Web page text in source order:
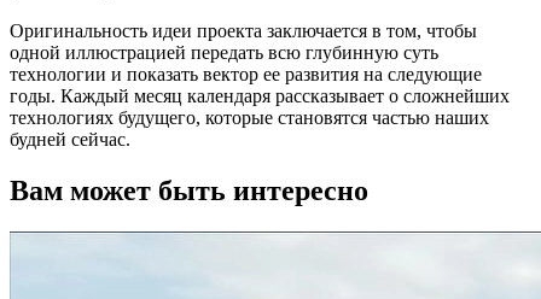
Оригинальность идеи проекта заключается в том, чтобы
одной иллюстрацией передать всю глубинную суть
технологии и показать вектор ее развития на следующие
годы. Каждый месяц календаря рассказывает о сложнейших
технологиях будущего, которые становятся частью наших
будней сейчас.
Вам может быть интересно